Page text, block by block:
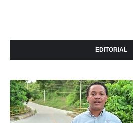
EDITORIAL